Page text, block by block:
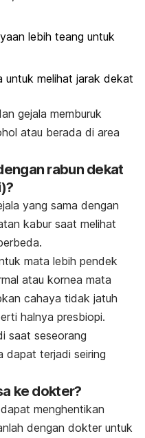
lebih teang untuk
untuk melihat jarak dekat
gejala memburuk
atau berada di area
rabun dekat
yang sama dengan
kabur saat melihat
mata lebih pendek
atau kornea mata
cahaya tidak jatuh
halnya presbiopi.
saat seseorang
dapat terjadi seiring
ke dokter?
menghentikan
dengan dokter untuk